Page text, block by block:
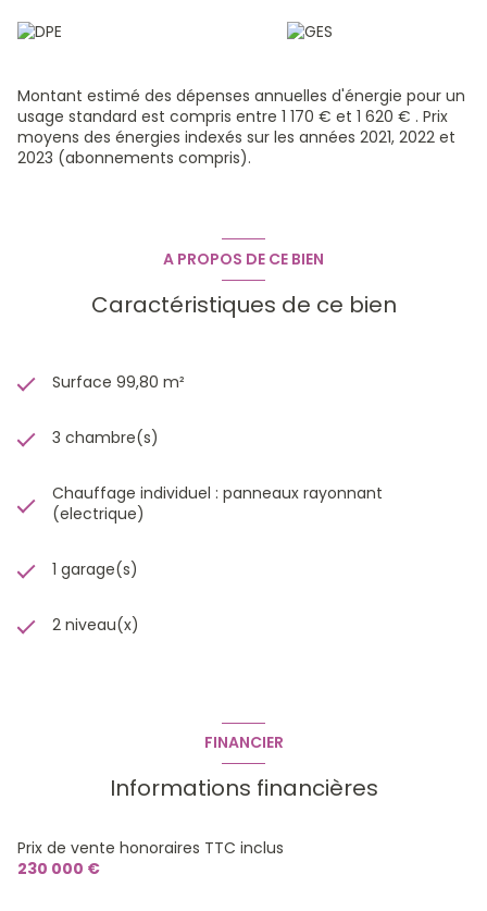
Reférences : 1404ME
Pour plus de renseignements merci de contacter Mario
Montant estimé des dépenses annuelles d'énergie pour un
usage standard est compris entre 1 170 € et 1 620 € . Prix
moyens des énergies indexés sur les années 2021, 2022 et
2023 (abonnements compris).
A PROPOS DE CE BIEN
Caractéristiques de ce bien
Surface 99,80 m²
3 chambre(s)
Chauffage individuel : panneaux rayonnant
(electrique)
1 garage(s)
2 niveau(x)
FINANCIER
Informations financières
Prix de vente honoraires TTC inclus
230 000 €